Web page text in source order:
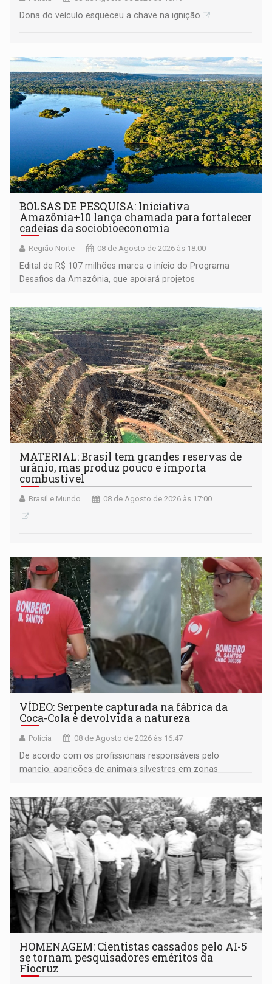
Dona do veículo esqueceu a chave na ignição
BOLSAS DE PESQUISA: Iniciativa
Amazônia+10 lança chamada para fortalecer
cadeias da sociobioeconomia
Região Norte 08 de Agosto de 2026 às 18:00
Edital de R$ 107 milhões marca o início do Programa
Desafios da Amazônia, que apoiará projetos
submissão de pré-propostas poderá ser feita até 1º de
setembro
MATERIAL: Brasil tem grandes reservas de
urânio, mas produz pouco e importa
combustível
Brasil e Mundo 08 de Agosto de 2026 às 17:00
VÍDEO: Serpente capturada na fábrica da
Coca-Cola é devolvida a natureza
Polícia 08 de Agosto de 2026 às 16:47
De acordo com os profissionais responsáveis pelo
manejo, aparições de animais silvestres em zonas
HOMENAGEM: Cientistas cassados pelo AI-5
se tornam pesquisadores eméritos da
Fiocruz